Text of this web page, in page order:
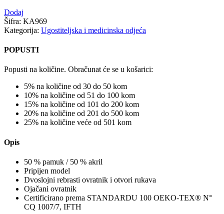
Dodaj
Šifra: KA969
Kategorija: Ugostiteljska i medicinska odjeća
POPUSTI
Popusti na količine. Obračunat će se u košarici:
5% na količine od 30 do 50 kom
10% na količine od 51 do 100 kom
15% na količine od 101 do 200 kom
20% na količine od 201 do 500 kom
25% na količine veće od 501 kom
Opis
50 % pamuk / 50 % akril
Pripijen model
Dvoslojni rebrasti ovratnik i otvori rukava
Ojačani ovratnik
Certificirano prema STANDARDU 100 OEKO-TEX® N°
CQ 1007/7, IFTH